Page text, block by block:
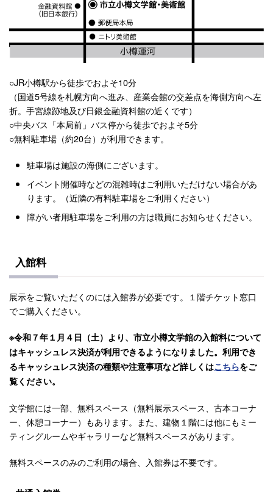
○JR小樽駅から徒歩でおよそ10分
（国道5号線を札幌方向へ進み、産業会館の交差点を海側方向へ左
折。手宮線跡地及び日銀金融資料館の近くです）
○中央バス「本局前」バス停から徒歩でおよそ5分
○無料駐車場（約20台）が利用できます。
駐車場は施設の海側にございます。
イベント開催時などの混雑時はご利用いただけない場合があ
ります。（近隣の有料駐車場をご利用ください）
障がい者用駐車場をご利用の方は職員にお知らせください。
入館料
展示をご覧いただくのには入館券が必要です。１階チケット窓口
でご購入ください。
※令和７年１月４日（土）より、市立小樽文学館の入館料について
はキャッシュレス決済が利用できるようになりました。利用でき
るキャッシュレス決済の種類や注意事項など詳しくはこちらをご
覧ください。
文学館には一部、無料スペース（無料展示スペース、古本コーナ
ー、休憩コーナー）もあります。また、建物１階には他にもミー
ティングルームやギャラリーなど無料スペースがあります。
無料スペースのみのご利用の場合、入館券は不要です。